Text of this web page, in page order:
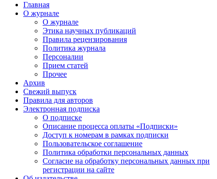
Главная
О журнале
О журнале
Этика научных публикаций
Правила рецензирования
Политика журнала
Персоналии
Прием статей
Прочее
Архив
Свежий выпуск
Правила для авторов
Электронная подписка
О подписке
Описание процесса оплаты «Подписки»
Доступ к номерам в рамках подписки
Пользовательское соглашение
Политика обработки персональных данных
Согласие на обработку персональных данных при
регистрации на сайте